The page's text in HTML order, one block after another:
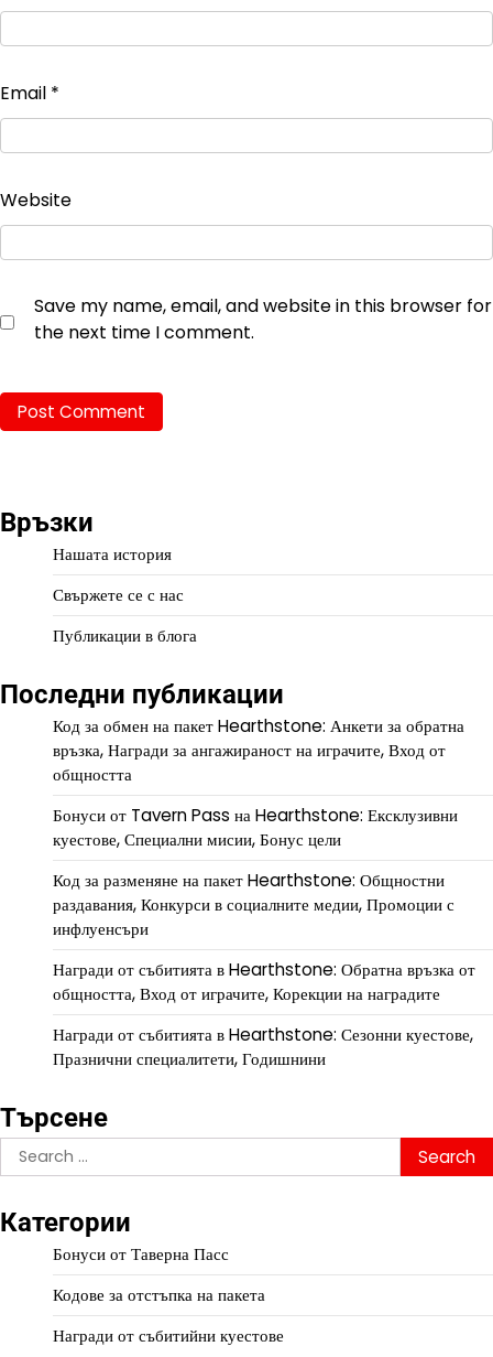
Email *
Website
Save my name, email, and website in this browser for
the next time I comment.
Връзки
Нашата история
Свържете се с нас
Публикации в блога
Последни публикации
Код за обмен на пакет Hearthstone: Анкети за обратна
връзка, Награди за ангажираност на играчите, Вход от
общността
Бонуси от Tavern Pass на Hearthstone: Ексклузивни
куестове, Специални мисии, Бонус цели
Код за разменяне на пакет Hearthstone: Общностни
раздавания, Конкурси в социалните медии, Промоции с
инфлуенсъри
Награди от събитията в Hearthstone: Обратна връзка от
общността, Вход от играчите, Корекции на наградите
Награди от събитията в Hearthstone: Сезонни куестове,
Празнични специалитети, Годишнини
Търсене
Search
for:
Категории
Бонуси от Таверна Пасс
Кодове за отстъпка на пакета
Награди от събитийни куестове